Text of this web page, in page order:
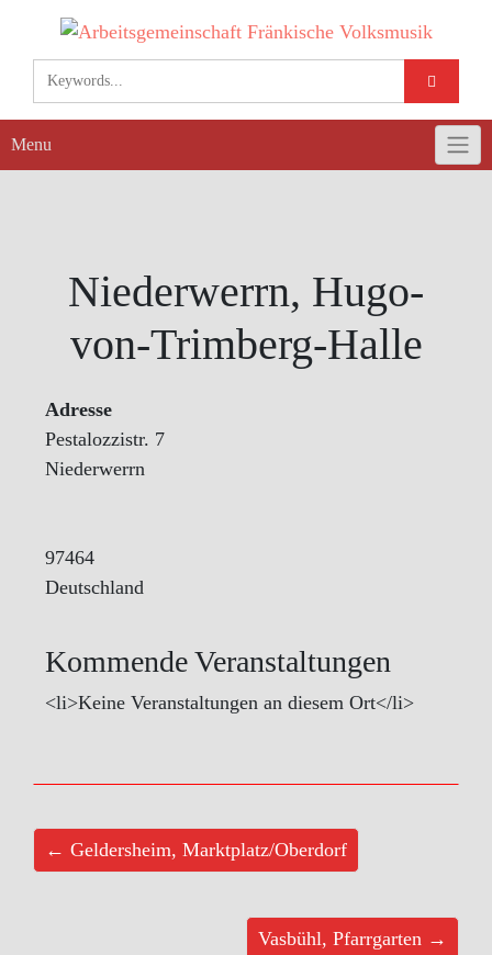
content
Menu
Niederwerrn, Hugo-
von-Trimberg-Halle
Adresse
Pestalozzistr. 7
Niederwerrn
97464
Deutschland
Kommende Veranstaltungen
<li>Keine Veranstaltungen an diesem Ort</li>
← Geldersheim, Marktplatz/Oberdorf
Vasbühl, Pfarrgarten →